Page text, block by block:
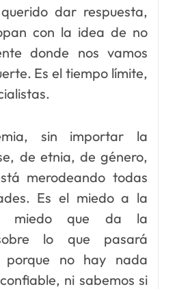
dar respuesta,
con la idea de no
donde nos vamos
Es el tiempo límite,
sin importar la
de etnia, de género,
merodeando todas
Es el miedo a la
miedo que da la
lo que pasará
porque no hay nada
ni sabemos si